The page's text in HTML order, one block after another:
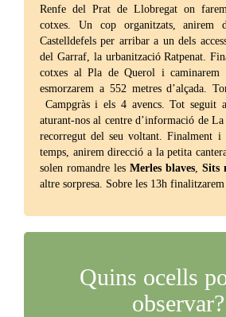
Renfe del Prat de Llobregat on
cotxes. Un cop organitzats, anirem
Castelldefels per arribar a un dels
del Garraf, la urbanització Ratpenat.
cotxes al Pla de Querol i
esmorzarem a 552 metres d’alçada.
Campgràs i els 4 avencs. Tot seguit
aturant-nos al centre d’informació de
recorregut del seu voltant. Finalment i
temps, anirem direcció a la petita
solen romandre les Merles blaves, Sits
altre sorpresa. Sobre les 13h
Quins ocells
observar?